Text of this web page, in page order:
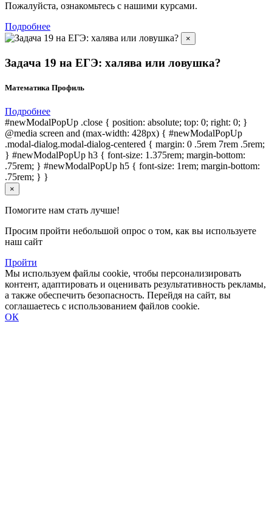
Пожалуйста, ознакомьтесь с нашими курсами.
Подробнее
×
Задача 19 на ЕГЭ: халява или ловушка?
Математика Профиль
Подробнее
#newModalPopUp .close { position: absolute; top: 0; right: 0; }
@media screen and (max-width: 428px) { #newModalPopUp
.modal-dialog.modal-dialog-centered { margin: 0 .5rem 7rem .5rem;
} #newModalPopUp h3 { font-size: 1.375rem; margin-bottom:
.75rem; } #newModalPopUp h5 { font-size: 1rem; margin-bottom:
.75rem; } }
×
Помогите нам стать лучше!
Просим пройти небольшой опрос о том, как вы используете
наш сайт
Пройти
Мы используем файлы cookie, чтобы персонализировать
контент, адаптировать и оценивать результативность рекламы,
а также обеспечить безопасность. Перейдя на сайт, вы
соглашаетесь с использованием файлов cookie.
ОК